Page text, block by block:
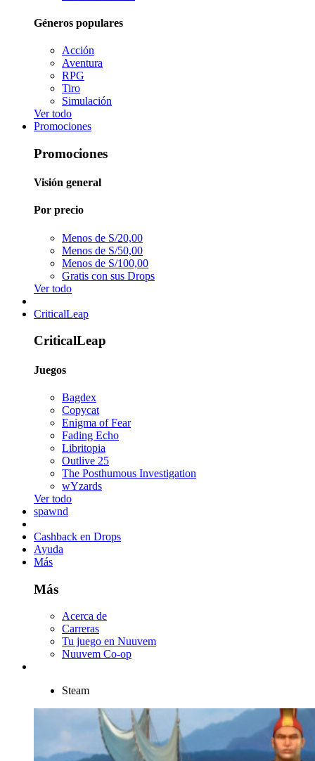
Géneros populares
Acción
Aventura
RPG
Tiro
Simulación
Ver todo
Promociones
Promociones
Visión general
Por precio
Menos de S/20,00
Menos de S/50,00
Menos de S/100,00
Gratis con sus Drops
Ver todo
CriticalLeap
CriticalLeap
Juegos
Bagdex
Copycat
Enigma of Fear
Fading Echo
Libritopia
Outlive 25
The Posthumous Investigation
wYzards
Ver todo
spawnd
Cashback en Drops
Ayuda
Más
Más
Acerca de
Carreras
Tu juego en Nuuvem
Nuuvem Co-op
Steam